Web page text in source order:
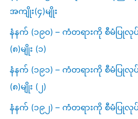
အကျိုး(၄)မျိုး
နံနက် (၁၉၀) – ကံတရားကို စီမံပြုလု
(၈)မျိုး (၁)
နံနက် (၁၉၁) – ကံတရားကို စီမံပြုလု
(၈)မျိုး (၂)
နံနက် (၁၉၂) – ကံတရားကို စီမံပြုလု